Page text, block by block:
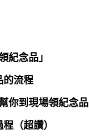
紀念品」
的流程
你到現場領紀念品
（超讚）